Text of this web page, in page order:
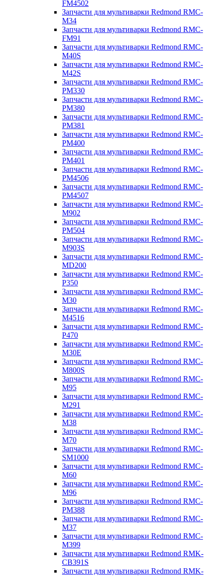
FM4502
Запчасти для мультиварки Redmond RMC-
M34
Запчасти для мультиварки Redmond RMC-
FM91
Запчасти для мультиварки Redmond RMC-
M40S
Запчасти для мультиварки Redmond RMC-
M42S
Запчасти для мультиварки Redmond RMC-
PM330
Запчасти для мультиварки Redmond RMC-
PM380
Запчасти для мультиварки Redmond RMC-
PM381
Запчасти для мультиварки Redmond RMC-
PM400
Запчасти для мультиварки Redmond RMC-
PM401
Запчасти для мультиварки Redmond RMC-
PM4506
Запчасти для мультиварки Redmond RMC-
PM4507
Запчасти для мультиварки Redmond RMC-
M902
Запчасти для мультиварки Redmond RMC-
PM504
Запчасти для мультиварки Redmond RMC-
M903S
Запчасти для мультиварки Redmond RMC-
MD200
Запчасти для мультиварки Redmond RMC-
P350
Запчасти для мультиварки Redmond RMC-
M30
Запчасти для мультиварки Redmond RMC-
M4516
Запчасти для мультиварки Redmond RMC-
P470
Запчасти для мультиварки Redmond RMC-
M30E
Запчасти для мультиварки Redmond RMC-
M800S
Запчасти для мультиварки Redmond RMC-
M95
Запчасти для мультиварки Redmond RMC-
M291
Запчасти для мультиварки Redmond RMC-
M38
Запчасти для мультиварки Redmond RMC-
M70
Запчасти для мультиварки Redmond RMC-
SM1000
Запчасти для мультиварки Redmond RMC-
M60
Запчасти для мультиварки Redmond RMC-
M96
Запчасти для мультиварки Redmond RMC-
PM388
Запчасти для мультиварки Redmond RMC-
M37
Запчасти для мультиварки Redmond RMC-
M399
Запчасти для мультиварки Redmond RMK-
CB391S
Запчасти для мультиварки Redmond RMK-